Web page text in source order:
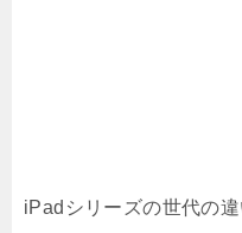
iPadシリーズの世代の